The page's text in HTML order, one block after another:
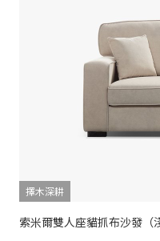
擇木深耕
索米爾雙人座貓抓布沙發（